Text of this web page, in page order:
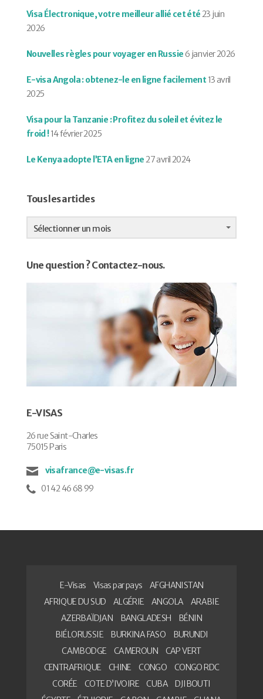
Visa Électronique, votre meilleur allié cet été23 juin
2026
Nouvelles règles pour voyager en Russie 6 janvier 2026
E-visa Angola : obtenez-le en ligne facilement 13 avril
2025
Visa pour la Tanzanie : Profitez du soleil et évitez le
froid !14 février 2025
Le Kenya adopte l’ETA en ligne27 avril 2024
Tous les articles
Tous
les
articles
Sélectionner un mois
Une question ? Contactez-nous.
E-VISAS
26 rue Saint-Charles
75015 Paris
visafrance@e-visas.fr
01 42 46 68 99
E-Visas Visas par pays
AFGHANISTAN
AFRIQUE DU SUD
ALGÉRIE ANGOLA
ARABIE
AZERBAÏDJAN
BANGLADESH
BÉNIN
BIÉLORUSSIE
BURKINA FASO
BURUNDI
CAMBODGE
CAMEROUN
CAP VERT
CENTRAFRIQUE
CHINE CONGO
CONGO RDC
CORÉE
COTE D’IVOIRE CUBA
DJIBOUTI